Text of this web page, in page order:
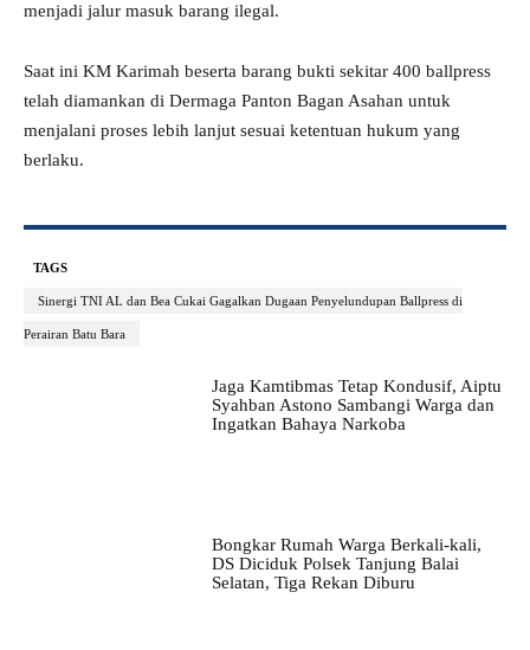
menjadi jalur masuk barang ilegal.
Saat ini KM Karimah beserta barang bukti sekitar 400 ballpress
telah diamankan di Dermaga Panton Bagan Asahan untuk
menjalani proses lebih lanjut sesuai ketentuan hukum yang
berlaku.
TAGS
Sinergi TNI AL dan Bea Cukai Gagalkan Dugaan Penyelundupan Ballpress di
Perairan Batu Bara
Jaga Kamtibmas Tetap Kondusif, Aiptu
Syahban Astono Sambangi Warga dan
Ingatkan Bahaya Narkoba
Bongkar Rumah Warga Berkali-kali,
DS Diciduk Polsek Tanjung Balai
Selatan, Tiga Rekan Diburu